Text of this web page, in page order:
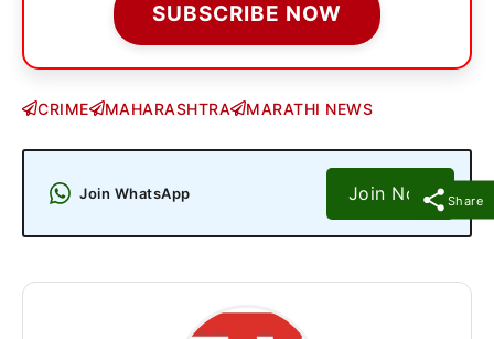
Share
SUBSCRIBE NOW
CRIME MAHARASHTRA MARATHI NEWS
Join WhatsApp Join Now